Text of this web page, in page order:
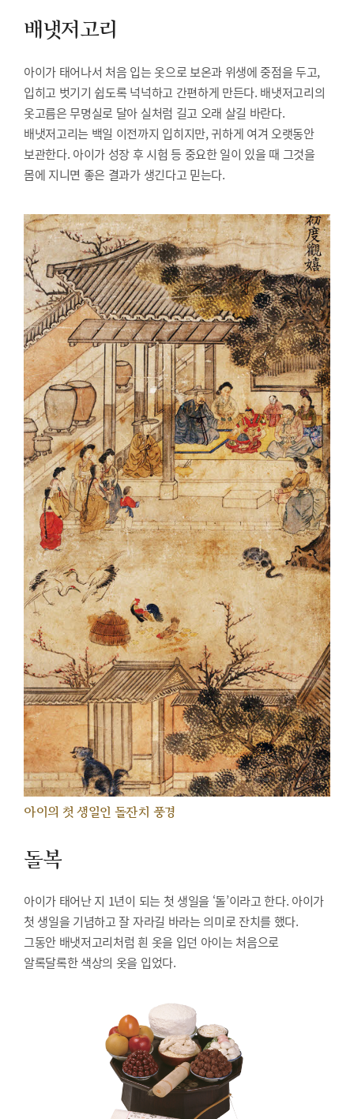
배냇저고리
아이가 태어나서 처음 입는 옷으로 보온과 위생에 중점을 두고,
입히고 벗기기 쉽도록 넉넉하고 간편하게 만든다. 배냇저고리의
옷고름은 무명실로 달아 실처럼 길고 오래 살길 바란다.
배냇저고리는 백일 이전까지 입히지만, 귀하게 여겨 오랫동안
보관한다. 아이가 성장 후 시험 등 중요한 일이 있을 때 그것을
몸에 지니면 좋은 결과가 생긴다고 믿는다.
아이의 첫 생일인 돌잔치 풍경
돌복
아이가 태어난 지 1년이 되는 첫 생일을 ‘돌’이라고 한다. 아이가
첫 생일을 기념하고 잘 자라길 바라는 의미로 잔치를 했다.
그동안 배냇저고리처럼 흰 옷을 입던 아이는 처음으로
알록달록한 색상의 옷을 입었다.